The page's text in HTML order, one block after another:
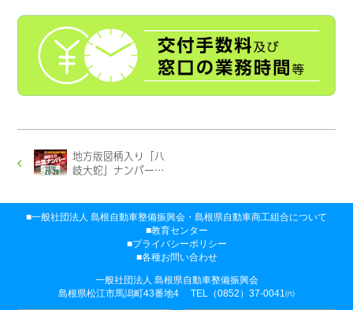
地方版図柄入り「八
岐大蛇」ナンバープ
一般社団法人 島根自動車整備振興会・ 島根県自動車商工組合について
教育センター
プライバシーポリシー
各種お問い合わせ
一般社団法人 島根県自動車整備振興会
島根県松江市馬潟町43番地4
TEL（0852）37-0041㈹